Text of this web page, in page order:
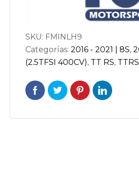
8S
cantidad
SKU: FMINLH9
Categorías: 2016 - 2021 | 8S,
(2.5TFSI 400CV), TT RS,